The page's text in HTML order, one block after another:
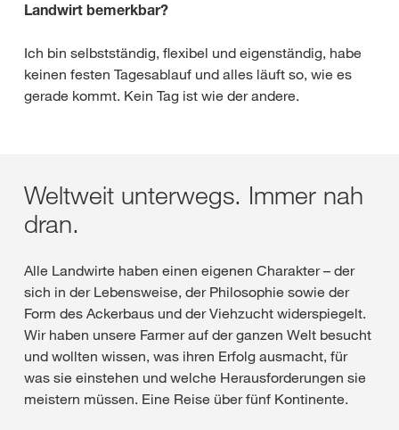
Landwirt bemerkbar?
Ich bin selbstständig, flexibel und eigenständig, habe
keinen festen Tagesablauf und alles läuft so, wie es
gerade kommt. Kein Tag ist wie der andere.
Weltweit unterwegs. Immer nah
dran.
Alle Landwirte haben einen eigenen Charakter – der
sich in der Lebensweise, der Philosophie sowie der
Form des Ackerbaus und der Viehzucht widerspiegelt.
Wir haben unsere Farmer auf der ganzen Welt besucht
und wollten wissen, was ihren Erfolg ausmacht, für
was sie einstehen und welche Herausforderungen sie
meistern müssen. Eine Reise über fünf Kontinente.